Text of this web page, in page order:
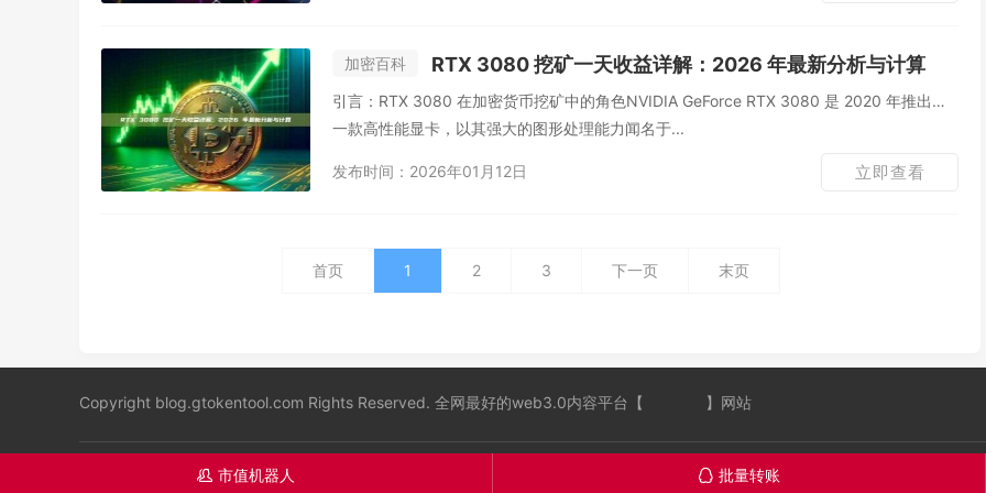
加密百科 RTX 3080 挖矿一天收益详解：2026 年最新分析与计算
引言：RTX 3080 在加密货币挖矿中的角色NVIDIA GeForce RTX 3080 是 2020 年推出的
一款高性能显卡，以其强大的图形处理能力闻名于...
发布时间：2026年01月12日 立即查看
首页 1 2 3 下一页 末页
Copyright blog.gtokentool.com Rights Reserved. 全网最好的web3.0内容平台【 】网站
󦋱 市值机器人 󦊱 批量转账